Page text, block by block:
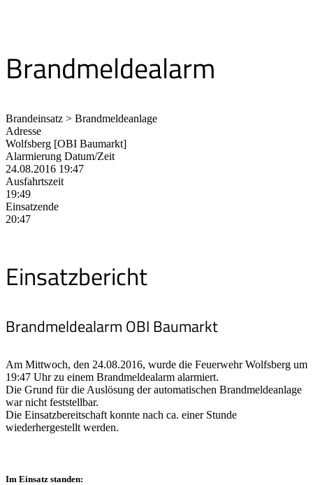
Brandmeldealarm
Brandeinsatz > Brandmeldeanlage
Adresse
Wolfsberg [OBI Baumarkt]
Alarmierung Datum/Zeit
24.08.2016 19:47
Ausfahrtszeit
19:49
Einsatzende
20:47
Einsatzbericht
Brandmeldealarm OBI Baumarkt
Am Mittwoch, den 24.08.2016, wurde die Feuerwehr Wolfsberg um
19:47 Uhr zu einem Brandmeldealarm alarmiert.
Die Grund für die Auslösung der automatischen Brandmeldeanlage
war nicht feststellbar.
Die Einsatzbereitschaft konnte nach ca. einer Stunde
wiederhergestellt werden.
Im Einsatz standen: